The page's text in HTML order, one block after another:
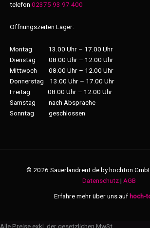
telefon 02375 93 97 400
Öffnungszeiten Lager:
Montag 13.00 Uhr – 17.00 Uhr
Dienstag 08.00 Uhr – 12.00 Uhr
Mittwoch 08.00 Uhr – 12.00 Uhr
Donnerstag 13.00 Uhr – 17.00 Uhr
Freitag 08.00 Uhr – 12.00 Uhr
Samstag nach Absprache
Sonntag geschlossen
© 2026 Sauerlandrent.de by hochton
Datenschutz| AGB
Erfahre mehr über uns auf hoch-
Alle Preise exkl. der gesetzlichen MwSt.